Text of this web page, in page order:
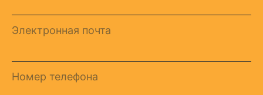
Электронная почта
Номер телефона